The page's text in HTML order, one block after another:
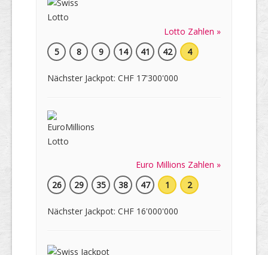
Lotto Zahlen »
5
8 9 14 41 42 4
Nächster Jackpot: CHF 17'300'000
Euro Millions Zahlen »
26
29 35 38 47 1 2
Nächster Jackpot: CHF 16'000'000